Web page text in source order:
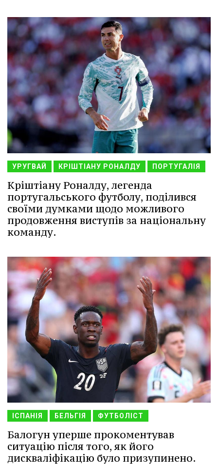
УРУГВАЙ КРІШТІАНУ РОНАЛДУ ПОРТУГАЛІЯ
Кріштіану Роналду, легенда
португальського футболу, поділився
своїми думками щодо можливого
продовження виступів за національну
команду.
ІСПАНІЯ БЕЛЬГІЯ ФУТБОЛІСТ
Балогун уперше прокоментував
ситуацію після того, як його
дискваліфікацію було призупинено.